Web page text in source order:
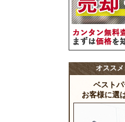
オスス
ベスト
お客様に選